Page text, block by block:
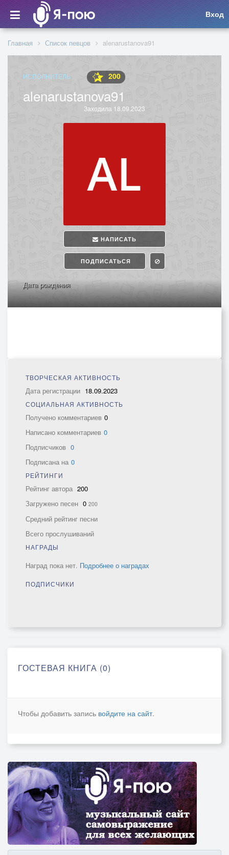
Вход
Главная Список певцов alenarustanova91
ИСПОЛНИТЕЛЬ 200
alenarustanova91
Заходила 18.09.2023
НАПИСАТЬ
ПОДПИСАТЬСЯ
Дата рождения
ТВОРЧЕСКАЯ АКТИВНОСТЬ
Дата регистрации 18.09.2023
СОЦИАЛЬНАЯ АКТИВНОСТЬ
Получено комментариев 0
Написано комментариев 0
Подписчиков 0
Подписана на 0
РЕЙТИНГИ
Рейтинг автора 200
Загружено песен 0 200
Средний рейтинг песни
Всего прослушиваний
НАГРАДЫ
Наград пока нет. Подробнее о наградах
ПОДПИСЧИКИ
ГОСТЕВАЯ КНИГА (0)
Чтобы добавить запись войдите на сайт.